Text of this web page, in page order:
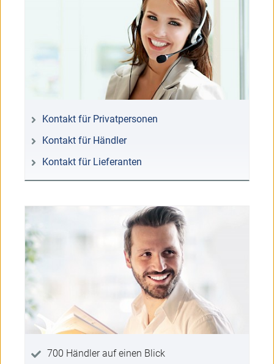
Kontakt für Privatpersonen
Kontakt für Händler
Kontakt für Lieferanten
700 Händler auf einen Blick